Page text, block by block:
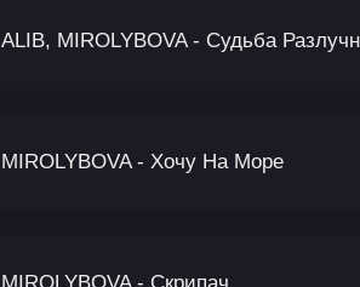
ALIB, MIROLYBOVA - Судьба
MIROLYBOVA - Хочу На Море